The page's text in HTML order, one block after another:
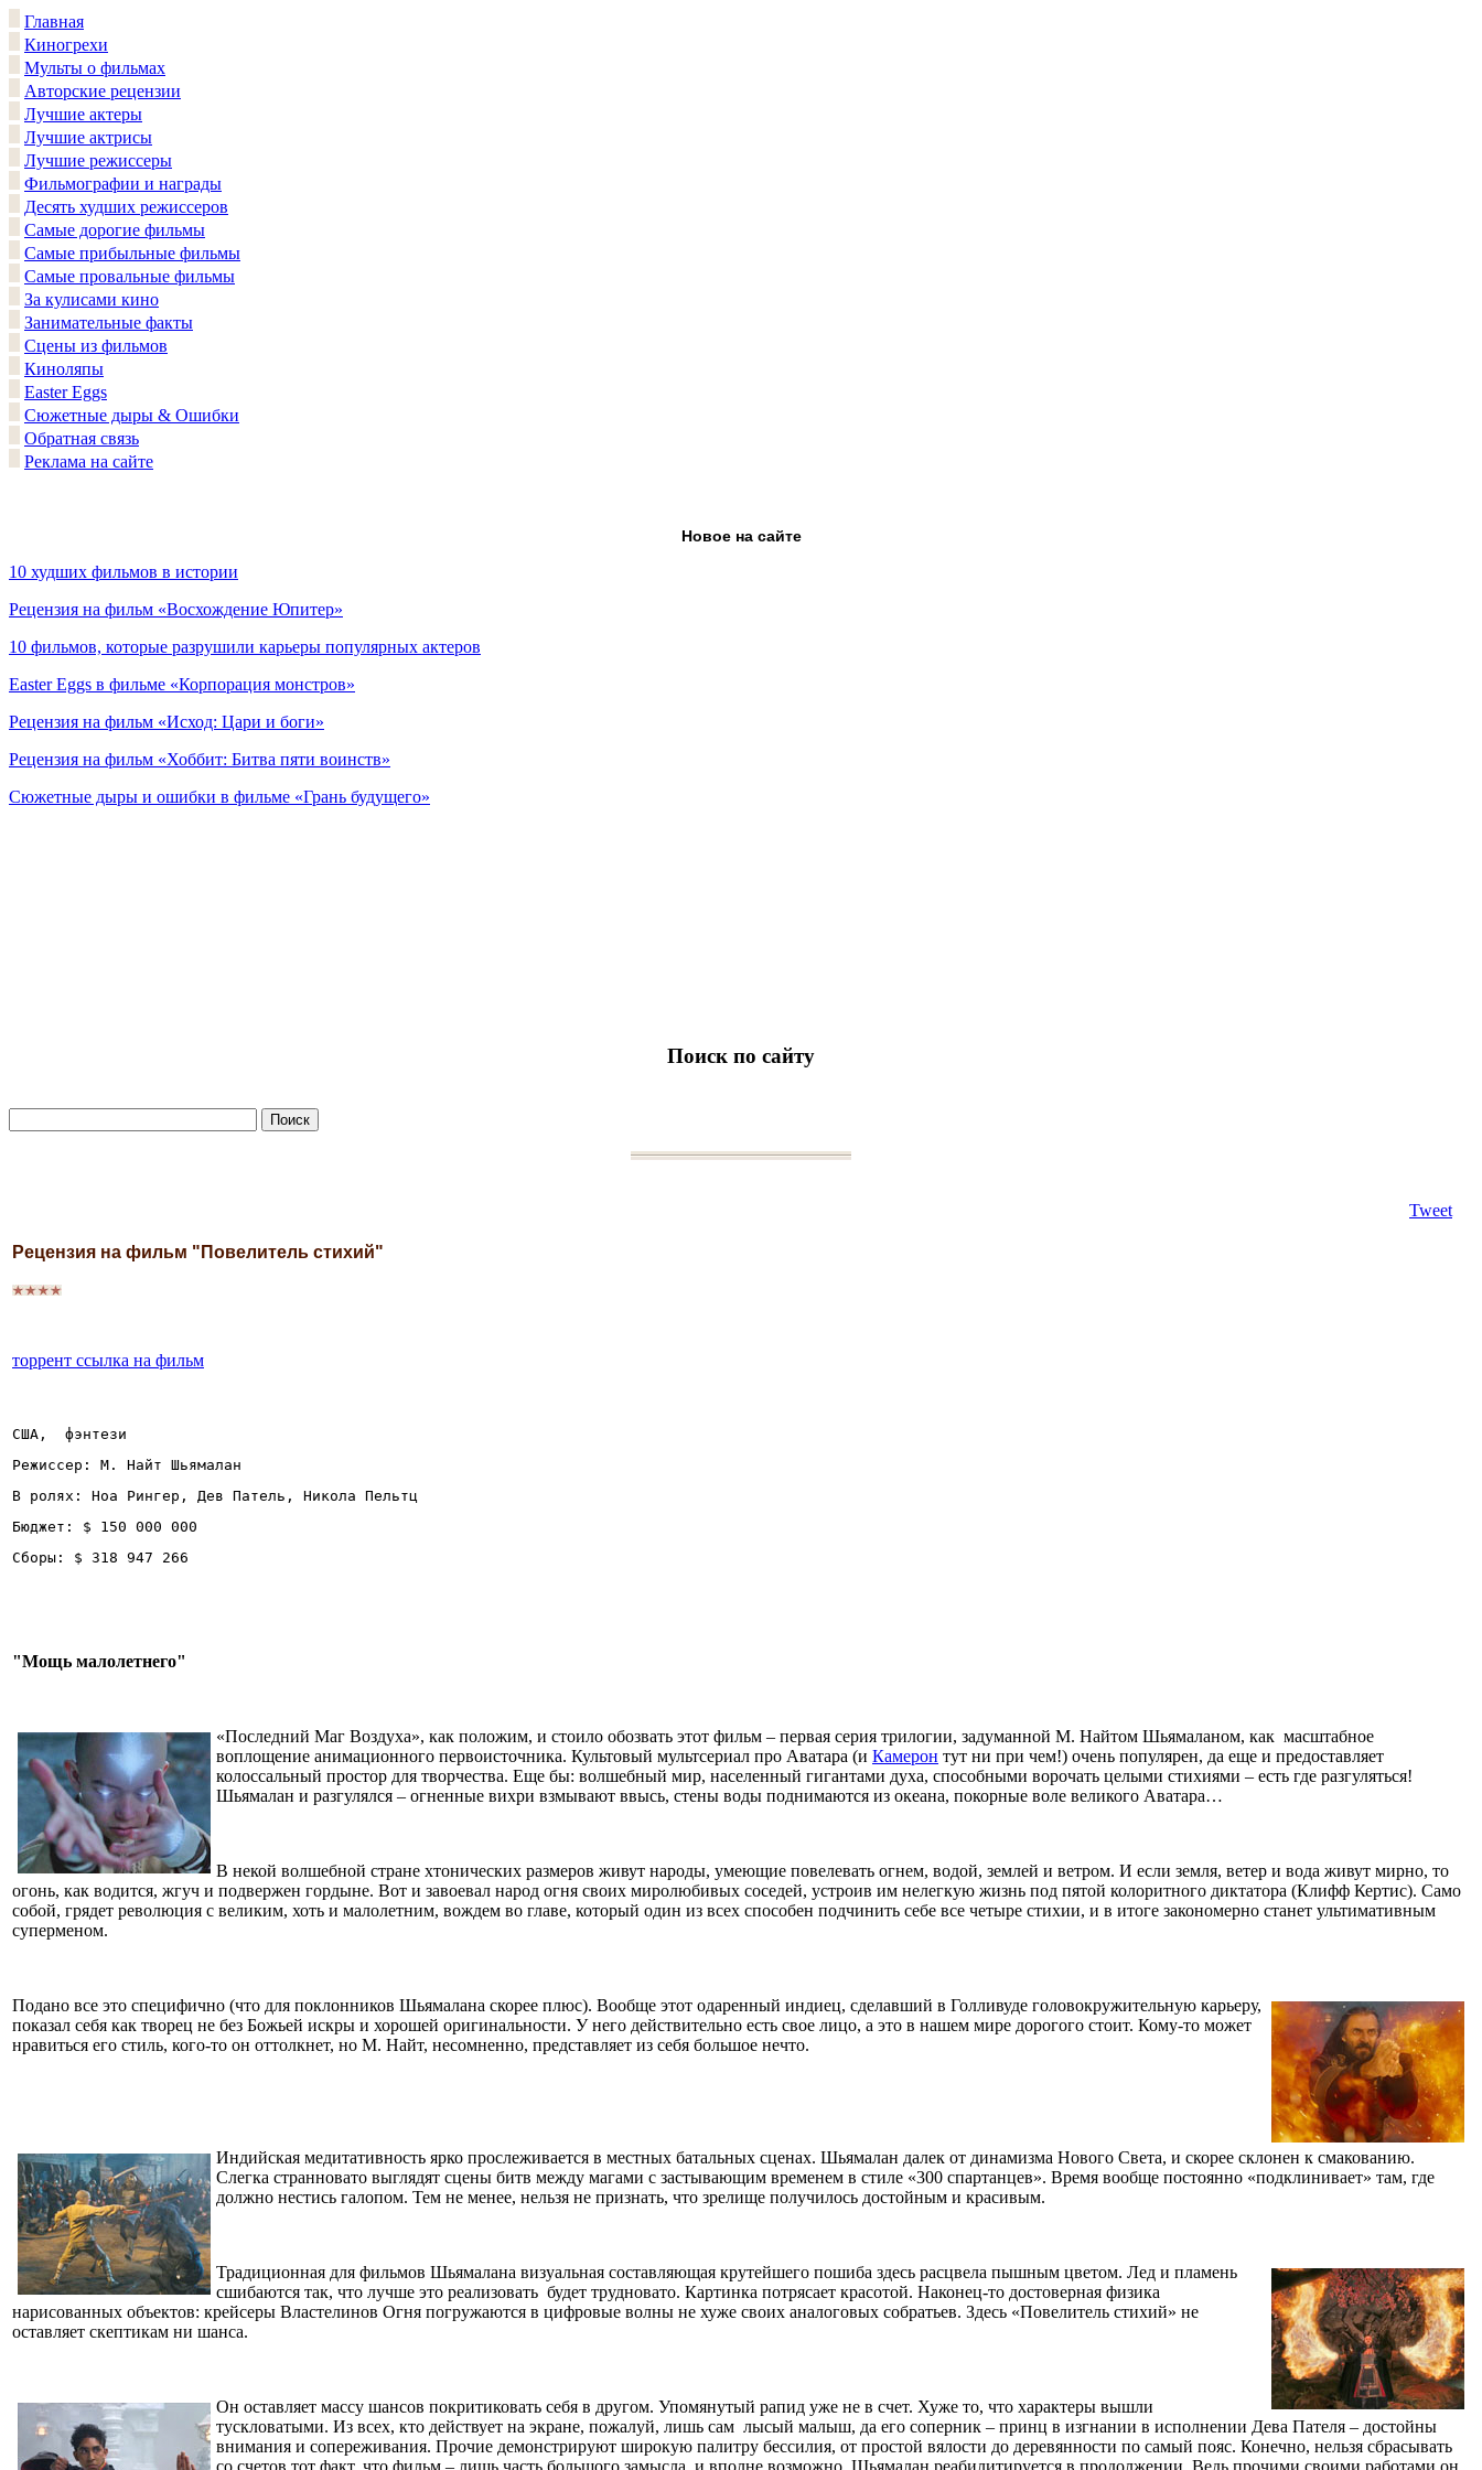
Главная
Киногрехи
Мульты о фильмах
Авторские рецензии
Лучшие актеры
Лучшие актрисы
Лучшие режиссеры
Фильмографии и награды
Десять худших режиссеров
Самые дорогие фильмы
Самые прибыльные фильмы
Самые провальные фильмы
За кулисами кино
Занимательные факты
Сцены из фильмов
Киноляпы
Easter Eggs
Сюжетные дыры & Ошибки
Обратная связь
Реклама на сайте
Новое на сайте
10 худших фильмов в истории
Рецензия на фильм «Восхождение Юпитер»
10 фильмов, которые разрушили карьеры популярных актеров
Easter Eggs в фильме «Корпорация монстров»
Рецензия на фильм «Исход: Цари и боги»
Рецензия на фильм «Хоббит: Битва пяти воинств»
Сюжетные дыры и ошибки в фильме «Грань будущего»
Поиск по сайту
Tweet
Рецензия на фильм "Повелитель стихий"
торрент ссылка на фильм
США,  фэнтези
Режиссер: М. Найт Шьямалан
В ролях: Ноа Рингер, Дев Патель, Никола Пельтц
Бюджет: $ 150 000 000
Сборы: $ 318 947 266
"Мощь малолетнего"
«Последний Маг Воздуха», как положим, и стоило обозвать этот фильм – первая серия трилогии, задуманной М. Найтом Шьямаланом, как масштабное
воплощение анимационного первоисточника. Культовый мультсериал про Аватара (и Камерон тут ни при чем!) очень популярен, да еще и предоставляет
колоссальный простор для творчества. Еще бы: волшебный мир, населенный гигантами духа, способными ворочать целыми стихиями – есть где разгуляться!
Шьямалан и разгулялся – огненные вихри взмывают ввысь, стены воды поднимаются из океана, покорные воле великого Аватара…
В некой волшебной стране хтонических размеров живут народы, умеющие повелевать огнем, водой, землей и ветром. И если земля, ветер и вода живут мирно, то
огонь, как водится, жгуч и подвержен гордыне. Вот и завоевал народ огня своих миролюбивых соседей, устроив им нелегкую жизнь под пятой колоритного диктатора (Клифф Кертис). Само
собой, грядет революция с великим, хоть и малолетним, вождем во главе, который один из всех способен подчинить себе все четыре стихии, и в итоге закономерно станет ультимативным
суперменом.
Подано все это специфично (что для поклонников Шьямалана скорее плюс). Вообще этот одаренный индиец, сделавший в Голливуде головокружительную карьеру,
показал себя как творец не без Божьей искры и хорошей оригинальности. У него действительно есть свое лицо, а это в нашем мире дорогого стоит. Кому-то может
нравиться его стиль, кого-то он оттолкнет, но М. Найт, несомненно, представляет из себя большое нечто.
Индийская медитативность ярко прослеживается в местных батальных сценах. Шьямалан далек от динамизма Нового Света, и скорее склонен к смакованию.
Слегка странновато выглядят сцены битв между магами с застывающим временем в стиле «300 спартанцев». Время вообще постоянно «подклинивает» там, где
должно нестись галопом. Тем не менее, нельзя не признать, что зрелище получилось достойным и красивым.
Традиционная для фильмов Шьямалана визуальная составляющая крутейшего пошиба здесь расцвела пышным цветом. Лед и пламень
сшибаются так, что лучше это реализовать будет трудновато. Картинка потрясает красотой. Наконец-то достоверная физика
нарисованных объектов: крейсеры Властелинов Огня погружаются в цифровые волны не хуже своих аналоговых собратьев. Здесь «Повелитель стихий» не
оставляет скептикам ни шанса.
Он оставляет массу шансов покритиковать себя в другом. Упомянутый рапид уже не в счет. Хуже то, что характеры вышли
тускловатыми. Из всех, кто действует на экране, пожалуй, лишь сам лысый малыш, да его соперник – принц в изгнании в исполнении Дева Пателя – достойны
внимания и сопереживания. Прочие демонстрируют широкую палитру бессилия, от простой вялости до деревянности по самый пояс. Конечно, нельзя сбрасывать